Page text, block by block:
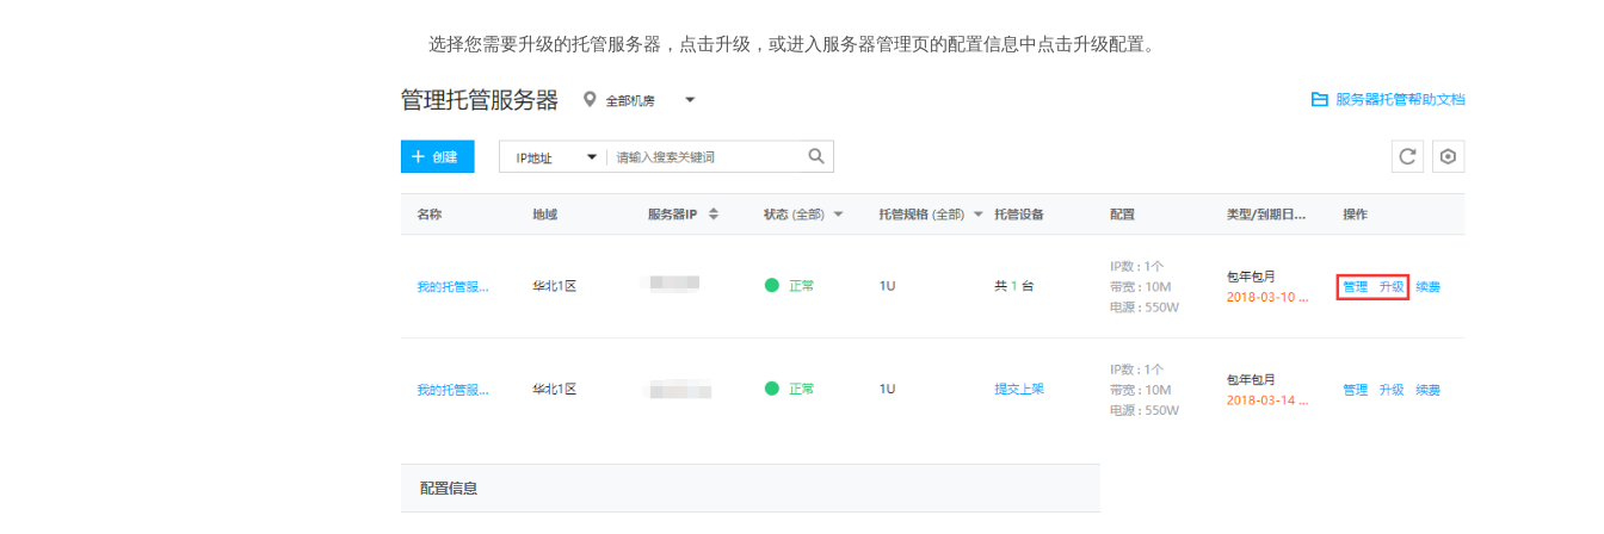
选择您需要升级的托管服务器，点击升级，或进入服务器管理页的配置信息中点击升级配置。